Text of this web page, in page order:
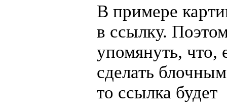
В примере
в ссылку.
упомянуть, что,
сделать
то ссылка будет